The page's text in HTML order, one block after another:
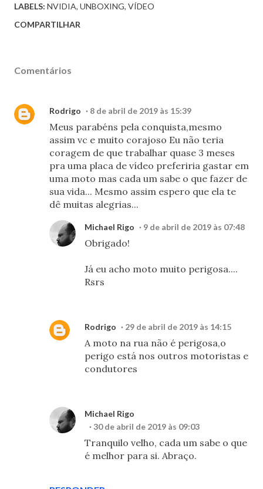
LABELS: NVIDIA UNBOXING VÍDEO
COMPARTILHAR
Comentários
Rodrigo 8 de abril de 2019 às 15:39
Meus parabéns pela conquista,mesmo
assim vc e muito corajoso Eu não teria
coragem de que trabalhar quase 3 meses
pra uma placa de vídeo preferiria gastar em
uma moto mas cada um sabe o que fazer de
sua vida... Mesmo assim espero que ela te
dê muitas alegrias...
Michael Rigo 9 de abril de 2019 às 07:48
Obrigado!
Já eu acho moto muito perigosa....
Rsrs
Rodrigo 29 de abril de 2019 às 14:15
A moto na rua não é perigosa,o
perigo está nos outros motoristas e
condutores
Michael Rigo
30 de abril de 2019 às 09:03
Tranquilo velho, cada um sabe o que
é melhor para si. Abraço.